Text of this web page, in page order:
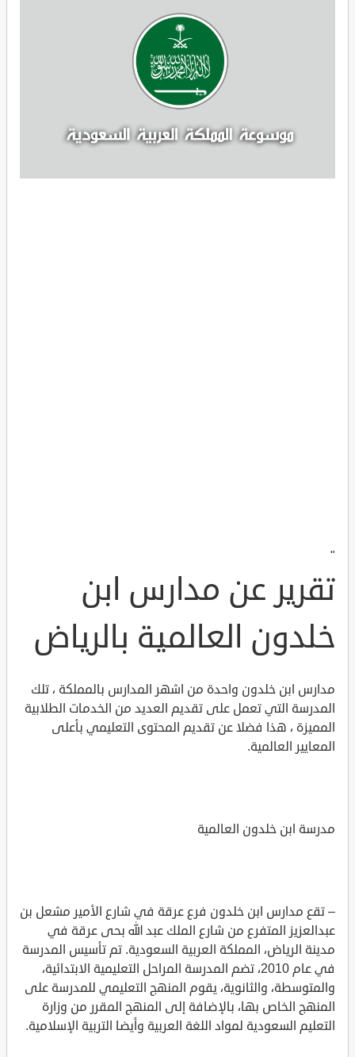
"
تقرير عن مدارس ابن
خلدون العالمية بالرياض
مدارس ابن خلدون واحدة من اشهر المدارس بالمملكة ، تلك
المدرسة التي تعمل على تقديم العديد من الخدمات الطلابية
المميزة ، هذا فضلا عن تقديم المحتوى التعليمي بأعلى
المعايير العالمية.
مدرسة ابن خلدون العالمية
– تقع مدارس ابن خلدون فرع عرقة في شارع الأمير مشعل بن
عبدالعزيز المتفرع من شارع الملك عبد الله بحى عرقة في
مدينة الرياض، المملكة العربية السعودية. تم تأسيس المدرسة
في عام 2010، تضم المدرسة المراحل التعليمية الابتدائية،
والمتوسطة، والثانوية، يقوم المنهج التعليمي للمدرسة على
المنهج الخاص بها، بالإضافة إلى المنهج المقرر من وزارة
التعليم السعودية لمواد اللغة العربية وأيضا التربية الإسلامية.